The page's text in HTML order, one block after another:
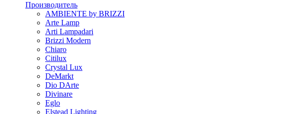
Производитель
AMBIENTE by BRIZZI
Arte Lamp
Arti Lampadari
Brizzi Modern
Chiaro
Citilux
Crystal Lux
DeMarkt
Dio DArte
Divinare
Eglo
Elstead Lighting